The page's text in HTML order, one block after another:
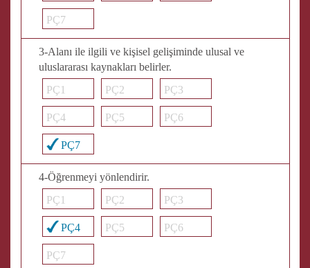
PÇ7
3-Alanı ile ilgili ve kişisel gelişiminde ulusal ve
uluslararası kaynakları belirler.
PÇ1
PÇ2 PÇ3
PÇ4 PÇ5 PÇ6
PÇ7
4-Öğrenmeyi yönlendirir.
PÇ1
PÇ2 PÇ3
PÇ4 PÇ5 PÇ6
PÇ7